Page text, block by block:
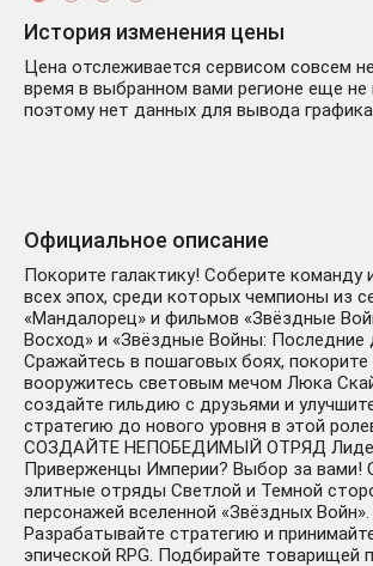
История изменения цены
Цена отслеживается сервисом совсем
время в выбранном вами регионе еще не
поэтому нет данных для вывода
Официальное описание
Покорите галактику! Соберите команду
всех эпох, среди которых чемпионы из
«Мандалорец» и фильмов «Звёздные
Восход» и «Звёздные Войны: Последние
Сражайтесь в пошаговых боях, покорите
вооружитесь световым мечом Люка
создайте гильдию с друзьями и
стратегию до нового уровня в этой
СОЗДАЙТЕ НЕПОБЕДИМЫЙ ОТРЯД
Приверженцы Империи? Выбор за вами!
элитные отряды Светлой и Темной
персонажей вселенной «Звёздных Войн».
Разрабатывайте стратегию и
эпической RPG. Подбирайте товарищей